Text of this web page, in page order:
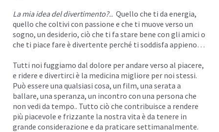
La mia idea del divertimento?.. Quello che ti da energia,
quello che coltivi con passione e che ti muove verso un
sogno, un desiderio, ciò che ti fa stare bene con gli amici o
che ti piace fare è divertente perché ti soddisfa appieno…
Tutti noi fuggiamo dal dolore per andare verso al piacere,
e ridere e divertirci è la medicina migliore per noi stessi.
Può essere una qualsiasi cosa, un film, una serata a
ballare, una speranza, un incontro con una persona che
non vedi da tempo.. Tutto ciò che contribuisce a rendere
più piacevole e frizzante la nostra vita è da tenere in
grande considerazione e da praticare settimanalmente.